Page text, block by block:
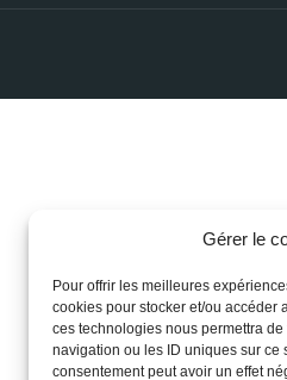
Gérer le
Pour offrir les meilleures
cookies pour stocker et/ou accéder
ces technologies nous permettra
navigation ou les ID uniques sur ce
consentement peut avoir un effet